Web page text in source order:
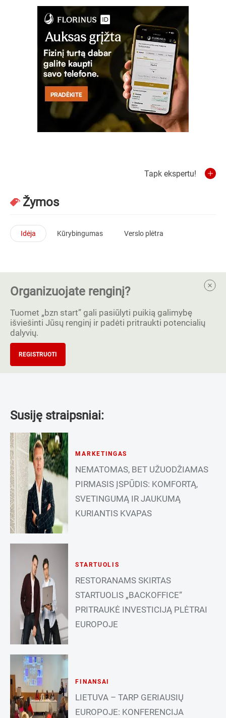
Tapk ekspertu!
Žymos
Idėja Kūrybingumas Verslo plėtra
Organizuojate renginį?
Tuomet „bzn start” gali pasiūlyti puikią galimybę
išviešinti Jūsų renginį ir padėti pritraukti potencialių
dalyvių.
REGISTRUOTI
Susiję straipsniai:
MARKETINGAS
NEMATOMAS, BET UŽUODŽIAMAS
PIRMASIS ĮSPŪDIS: KOMFORTĄ,
SVETINGUMĄ IR JAUKUMĄ
KURIANTIS KVAPAS
STARTUOLIS
RESTORANAMS SKIRTAS
STARTUOLIS „BACKOFFICE“
PRITRAUKĖ INVESTICIJĄ PLĖTRAI
EUROPOJE
FINANSAI
LIETUVA – TARP GERIAUSIŲ
EUROPOJE: KONFERENCIJA